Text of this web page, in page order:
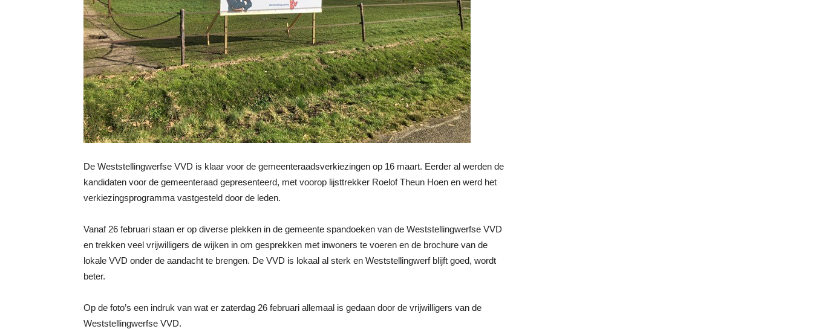
De Weststellingwerfse VVD is klaar voor de gemeenteraadsverkiezingen op 16 maart. Eerder al werden de
kandidaten voor de gemeenteraad gepresenteerd, met voorop lijsttrekker Roelof Theun Hoen en werd het
verkiezingsprogramma vastgesteld door de leden.
Vanaf 26 februari staan er op diverse plekken in de gemeente spandoeken van de Weststellingwerfse VVD
en trekken veel vrijwilligers de wijken in om gesprekken met inwoners te voeren en de brochure van de
lokale VVD onder de aandacht te brengen. De VVD is lokaal al sterk en Weststellingwerf blijft goed, wordt
beter.
Op de foto’s een indruk van wat er zaterdag 26 februari allemaal is gedaan door de vrijwilligers van de
Weststellingwerfse VVD.